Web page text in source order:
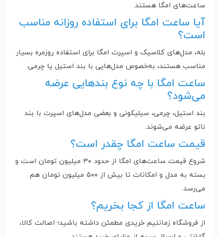
ساعت‌های امگا هستند.
آیا ساعت امگا برای استفاده روزانه مناسب
است؟
بله، مدل‌های کلاسیک و اسپرت امگا برای استفاده روزمره بسیار
مناسب هستند، به‌خصوص مدل‌هایی با بند استیل یا چرمی.
ساعت امگا با چه نوع بندهایی عرضه
می‌شود؟
بند استیل، چرمی، سیلیکونی و بعضی مدل‌های اسپرت با بند
ناتو عرضه می‌شوند.
قیمت ساعت امگا چقدر است؟
شروع قیمت ساعت‌های امگا از حدود ۳۰ میلیون تومان است و
بسته به مدل و امکانات تا بیش از ۵۰۰ میلیون تومان هم
می‌رسد.
ساعت امگا از کجا بخریم؟
از فروشگاه زمانتیم خریدی مطمئن داشته باشید؛ اصالت کالا،